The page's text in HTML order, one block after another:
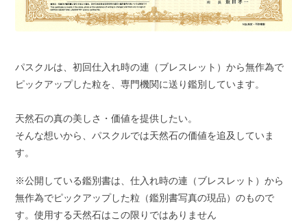
パスクルは、初回仕入れ時の連（ブレスレット）から無作為で
ピックアップした粒を、専門機関に送り鑑別しています。
天然石の真の美しさ・価値を提供したい。
そんな想いから、パスクルでは天然石の価値を追及していま
す。
※公開している鑑別書は、仕入れ時の連（ブレスレット）から
無作為でピックアップした粒（鑑別書写真の現品）のもので
す。使用する天然石はこの限りではありません